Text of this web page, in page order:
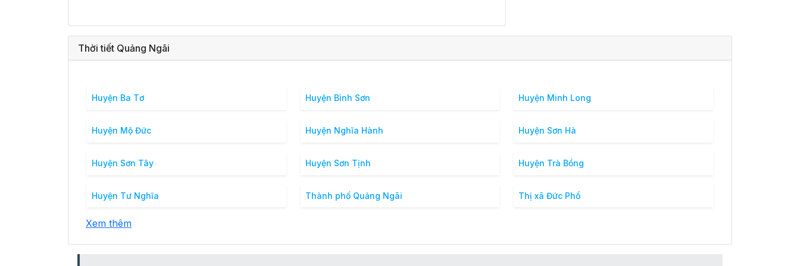
Thời tiết Quảng Ngãi
Huyện Ba Tơ Huyện Bình Sơn Huyện Minh Long
Huyện Mộ Đức Huyện Nghĩa Hành Huyện Sơn Hà
Huyện Sơn Tây Huyện Sơn Tịnh Huyện Trà Bồng
Huyện Tư Nghĩa Thành phố Quảng Ngãi Thị xã Đức Phổ
Xem thêm